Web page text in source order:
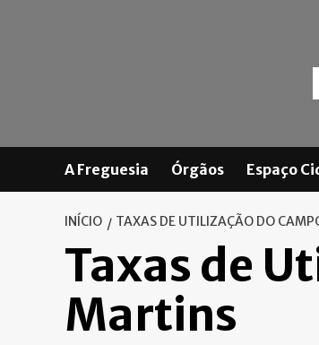
A Freguesia Órgãos Espaço
INÍCIO TAXAS DE UTILIZAÇÃO DO
Taxas de
Martins